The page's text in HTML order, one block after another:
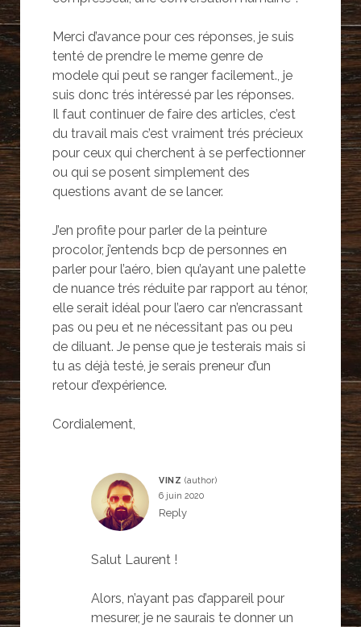
Merci d’avance pour ces réponses, je suis
tenté de prendre le meme genre de
modele qui peut se ranger facilement., je
suis donc trés intéressé par les réponses.
Il faut continuer de faire des articles, c’est
du travail mais c’est vraiment trés précieux
pour ceux qui cherchent à se perfectionner
ou qui se posent simplement des
questions avant de se lancer.
J’en profite pour parler de la peinture
procolor, j’entends bcp de personnes en
parler pour l’aéro, bien qu’ayant une palette
de nuance trés réduite par rapport au ténor,
elle serait idéal pour l’aero car n’encrassant
pas ou peu et ne nécessitant pas ou peu
de diluant. Je pense que je testerais mais si
tu as déjà testé, je serais preneur d’un
retour d’expérience.
Cordialement,
VINZ
6 juin 2020
Reply
Salut Laurent !
Alors, n’ayant pas d’appareil pour
mesurer, je ne saurais te donner un